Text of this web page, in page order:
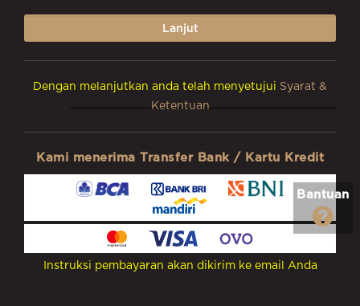
Dengan melanjutkan anda telah menyetujui Syarat &
Ketentuan
Kami menerima Transfer Bank / Kartu Kredit
Instruksi pembayaran akan dikirim ke email Anda
Bantuan